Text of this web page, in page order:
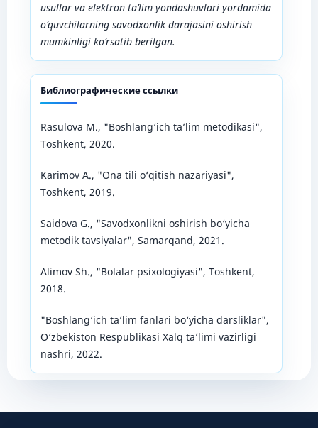
usullar va elektron ta’lim yondashuvlari yordamida
o‘quvchilarning savodxonlik darajasini oshirish
mumkinligi ko‘rsatib berilgan.
Библиографические ссылки
Rasulova M., "Boshlang‘ich ta’lim metodikasi",
Toshkent, 2020.
Karimov A., "Ona tili o‘qitish nazariyasi",
Toshkent, 2019.
Saidova G., "Savodxonlikni oshirish bo‘yicha
metodik tavsiyalar", Samarqand, 2021.
Alimov Sh., "Bolalar psixologiyasi", Toshkent,
2018.
"Boshlang‘ich ta’lim fanlari bo‘yicha darsliklar",
O‘zbekiston Respublikasi Xalq ta’limi vazirligi
nashri, 2022.